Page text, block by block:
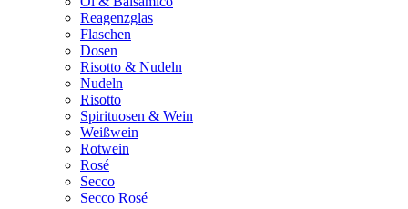
Reagenzglas
Flaschen
Dosen
Risotto & Nudeln
Nudeln
Risotto
Spirituosen & Wein
Weißwein
Rotwein
Rosé
Secco
Secco Rosé